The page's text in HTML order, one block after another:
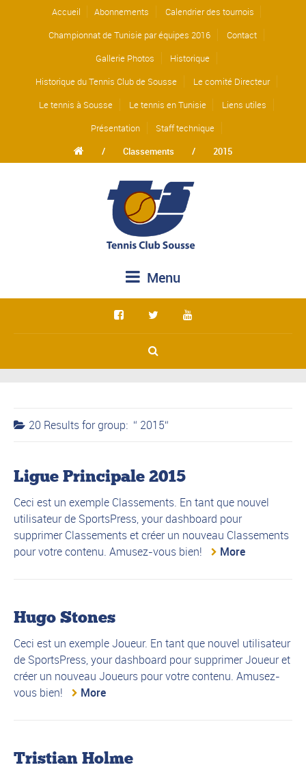
Accueil Abonnements
Calendrier des tournois
Championnat de Tunisie par équipes 2016
Contact
Gallerie Photos
Historique
Historique du Tennis Club de Sousse
Le comité Directeur
Le tennis à Sousse
Le tennis en Tunisie
Liens utiles
Présentation
Staff technique
/
Classements / 2015
Menu
20 Results forgroup: 2015
Ligue Principale 2015
Ceci est un exemple Classements. En tant que nouvel
utilisateur de SportsPress, your dashboard pour
supprimer Classements et créer un nouveau Classements
pour votre contenu. Amusez-vous bien!
More
Hugo Stones
Ceci est un exemple Joueur. En tant que nouvel utilisateur
de SportsPress, your dashboard pour supprimer Joueur et
créer un nouveau Joueurs pour votre contenu. Amusez-
vous bien!
More
Tristian Holme